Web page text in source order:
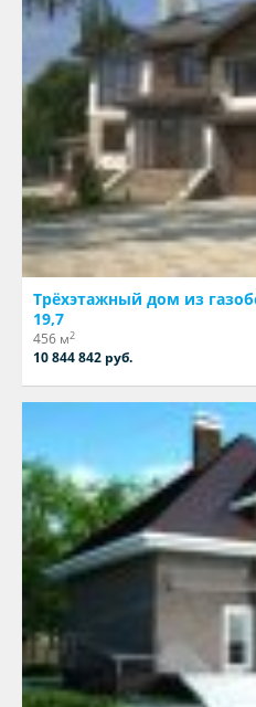
Трёхэтажный дом из
19,7
456 м2
10 844 842 руб.